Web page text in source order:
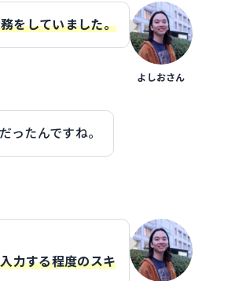
よしおさん
をしていました。
ったんですね。
力する程度のスキ